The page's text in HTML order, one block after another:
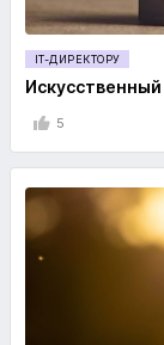
IT-ДИРЕКТОРУ
5